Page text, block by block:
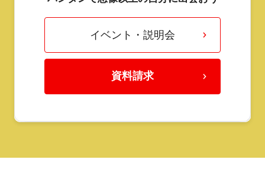
イベント・説明会
資料請求